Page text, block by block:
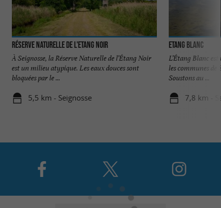
Réserve Naturelle de l'Etang Noir
À Seignosse, la Réserve Naturelle de l’Étang Noir
est un milieu atypique. Les eaux douces sont
bloquées par le ...
5,5 km - Seignosse
Etang Blanc
L’Étang Blanc
les communes de
Soustons au ...
7,8 km -